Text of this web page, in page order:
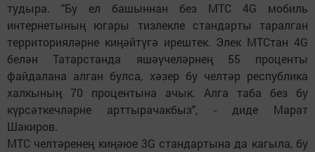
тудыра. "Бу ел башыннан без МТС 4G мобиль
интернетының югары тизлекле стандарты таралган
территорияләрне киңәйтүгә ирештек. Элек МТСтан 4G
белән Татарстанда яшәүчеләрнең 55 проценты
файдалана алган булса, хәзер бу челтәр республика
халкының 70 процентына ачык. Алга таба без бу
күрсәткечләрне арттырачакбыз", - диде Марат
Шакиров.
МТС челтәренең киңәюе 3G стандартына да кагыла, бу